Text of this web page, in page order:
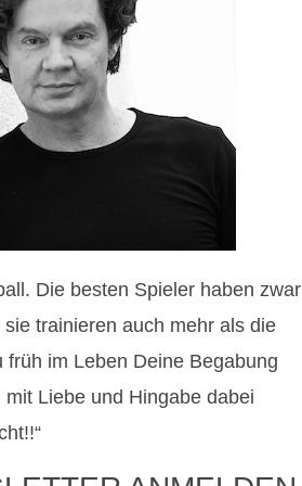
Die besten Spieler haben zwar
trainieren auch mehr als die
früh im Leben Deine Begabung
Liebe und Hingabe dabei